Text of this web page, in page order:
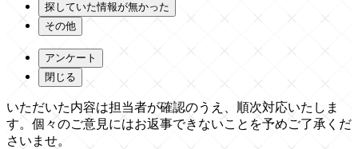
探していた情報が無かった
その他
アンケート
閉じる
いただいた内容は担当者が確認のうえ、順次対応いたしま
す。個々のご意見にはお返事できないことを予めご了承くだ
さいませ。